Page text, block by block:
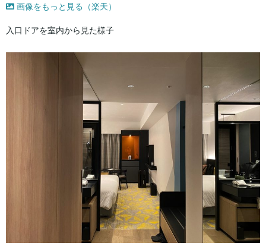
画像をもっと見る（楽天）
入口ドアを室内から見た様子